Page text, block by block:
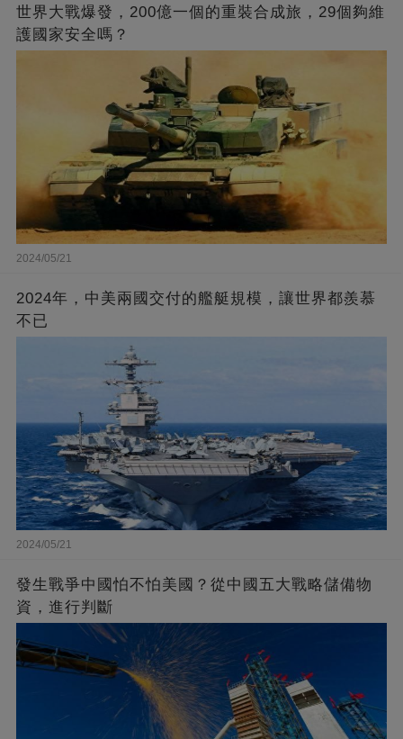
世界大戰爆發，200億一個的重裝合成旅，29個夠維
護國家安全嗎？
2024/05/21
2024年，中美兩國交付的艦艇規模，讓世界都羨慕
不已
2024/05/21
發生戰爭中國怕不怕美國？從中國五大戰略儲備物
資，進行判斷